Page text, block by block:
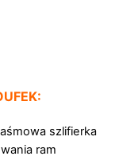
szlifierka
ram